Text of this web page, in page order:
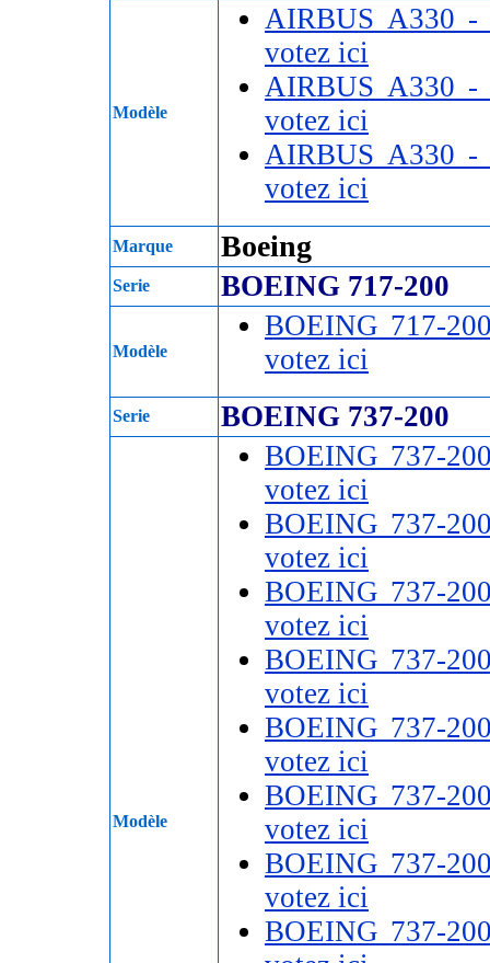
Modèle
AIRBUS A330
votez ici
AIRBUS A330
votez ici
AIRBUS A330
votez ici
Marque Boeing
Serie BOEING 717-200
Modèle
BOEING 717-
votez ici
Serie BOEING 737-200
Modèle
BOEING 737-
votez ici
BOEING 737-
votez ici
BOEING 737-
votez ici
BOEING 737-
votez ici
BOEING 737-
votez ici
BOEING 737-
votez ici
BOEING 737-
votez ici
BOEING 737-